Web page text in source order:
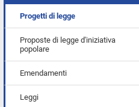
Progetti di legge
Proposte di legge d'iniziativa
popolare
Emendamenti
Leggi